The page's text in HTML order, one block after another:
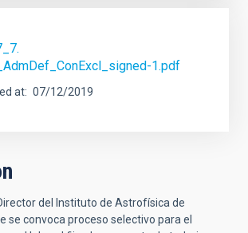
1.pdf
at 07/12/2019
del Instituto de Astrofísica de
se convoca proceso selectivo para el